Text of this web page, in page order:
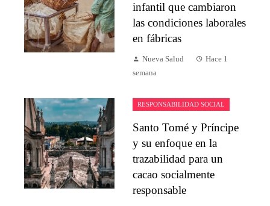
infantil que cambiaron
las condiciones laborales
en fábricas
Nueva Salud
Hace 1
semana
RESPONSABILIDAD SOCIAL
Santo Tomé y Príncipe
y su enfoque en la
trazabilidad para un
cacao socialmente
responsable